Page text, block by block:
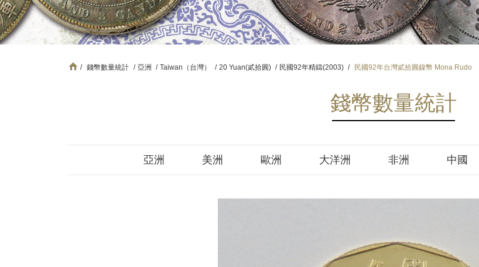
/ 錢幣數量統計 / 亞洲 / Taiwan（台灣） / 20 Yuan(貳拾圓) / 民國92年精鑄(2003) / 民國92年台灣貳拾圓鎳幣 Mona Rudo
錢幣數量統計
亞洲 美洲 歐洲 大洋洲 非洲 中國